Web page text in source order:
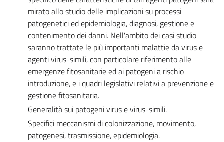
mirato allo studio delle implicazioni su processi
patogenetici ed epidemiologia, diagnosi, gestione e
contenimento dei danni. Nell'ambito dei casi studio
saranno trattate le più importanti malattie da virus e
agenti virus-simili, con particolare riferimento alle
emergenze fitosanitarie ed ai patogeni a rischio
introduzione, e i quadri legislativi relativi a prevenzione e
gestione fitosanitaria.
Generalità sui patogeni virus e virus-simili.
Specifici meccanismi di colonizzazione, movimento,
patogenesi, trasmissione, epidemiologia.